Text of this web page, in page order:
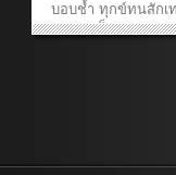
บอบช้ำ ทุกข์ทนสักเ
ยกลายเป็นความสุข
มีความหวัง